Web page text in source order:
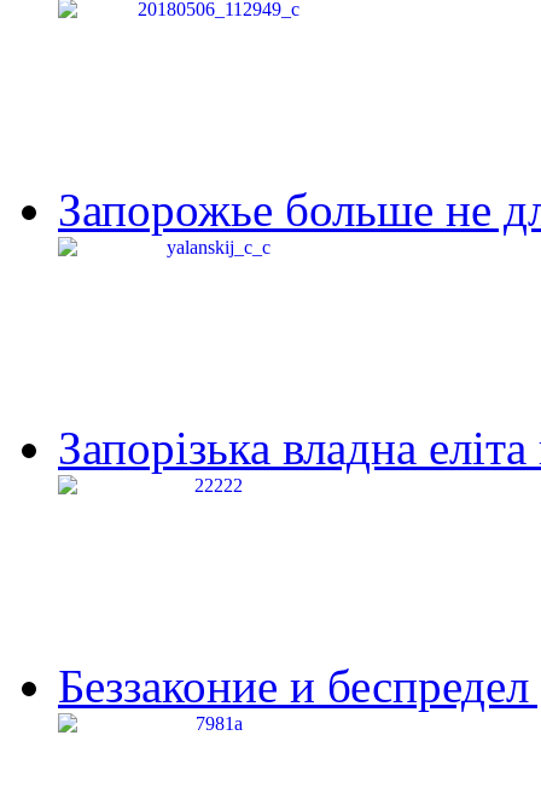
Запорожье больше не
Запорізька владна
Беззаконие и